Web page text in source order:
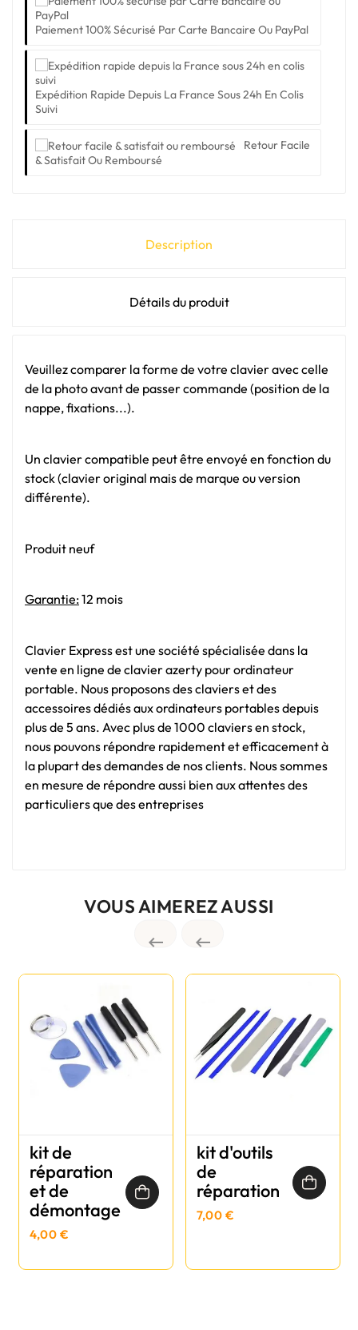
Paiement 100% Sécurisé Par Carte Bancaire Ou PayPal
Expédition Rapide Depuis La France Sous 24h En Colis
Suivi
Retour Facile
& Satisfait Ou Remboursé
Description
Détails du produit
Veuillez comparer la forme de votre clavier avec celle
de la photo avant de passer commande (position de la
nappe, fixations...).
Un clavier compatible peut être envoyé en fonction du
stock (clavier original mais de marque ou version
différente).
Produit neuf
Garantie:12 mois
Clavier Express est une société spécialisée dans la
vente en ligne de clavier azerty pour ordinateur
portable. Nous proposons des claviers et des
accessoires dédiés aux ordinateurs portables depuis
plus de 5 ans. Avec plus de 1000 claviers en stock,
nous pouvons répondre rapidement et efficacement à
la plupart des demandes de nos clients. Nous sommes
en mesure de répondre aussi bien aux attentes des
particuliers que des entreprises
VOUS AIMEREZ AUSSI
 
kit de
réparation
et de
démontage
4,00 €
kit d'outils
de
réparation
7,00 €